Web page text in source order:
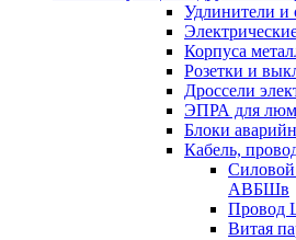
Удлинители и
Корпуса
Розетки и
Дроссели
ЭПРА для
Блоки
Кабель,
АВБШв
Витая